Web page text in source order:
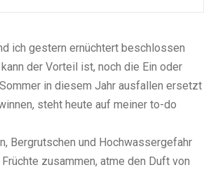
ich gestern ernüchtert beschlossen
der Vorteil ist, noch die Ein oder
in diesem Jahr ausfallen ersetzt
steht heute auf meiner to-do
Bergrutschen und Hochwassergefahr
zusammen, atme den Duft von